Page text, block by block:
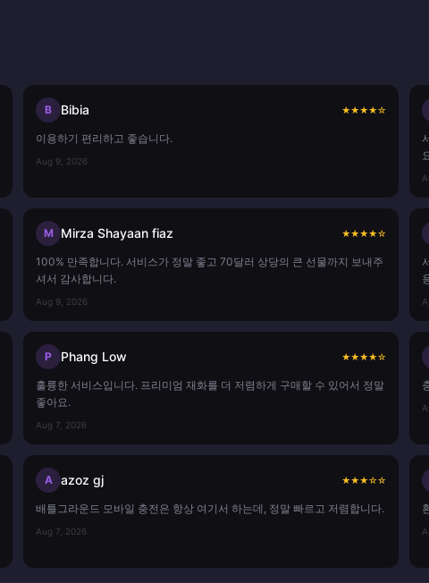
B Bibia ★★★★☆
이용하기 편리하고 좋습니다.
Aug 9, 2026
M Mirza Shayaan fiaz ★★★★☆
100% 만족합니다. 서비스가 정말 좋고 70달러 상당의 큰 선물까지 보내주
셔서 감사합니다.
Aug 9, 2026
P Phang Low ★★★★☆
훌륭한 서비스입니다. 프리미엄 재화를 더 저렴하게 구매할 수 있어서 정말
좋아요.
Aug 7, 2026
A azoz gj ★★★☆☆
배틀그라운드 모바일 충전은 항상 여기서 하는데, 정말 빠르고 저렴합니다.
Aug 7, 2026